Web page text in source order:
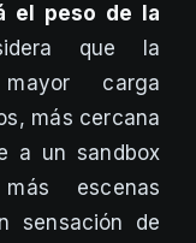
el peso de la
que la
carga
más cercana
a un sandbox
escenas
sensación de